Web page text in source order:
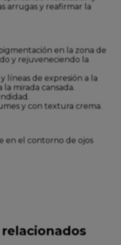
arrugas y reafirmar la
en la zona de
y rejuveneciendo la
líneas de expresión a la
mirada cansada.
y con textura crema.
en el contorno de ojos
relacionados